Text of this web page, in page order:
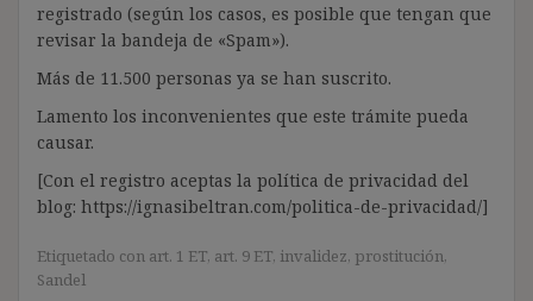
registrado (según los casos, es posible que tengan que
revisar la bandeja de «Spam»).
Más de 11.500 personas ya se han suscrito.
Lamento los inconvenientes que este trámite pueda
causar.
[Con el registro aceptas la política de privacidad del
blog: https://ignasibeltran.com/politica-de-privacidad/]
Etiquetado con art. 1 ET, art. 9 ET, invalidez, prostitución,
Sandel